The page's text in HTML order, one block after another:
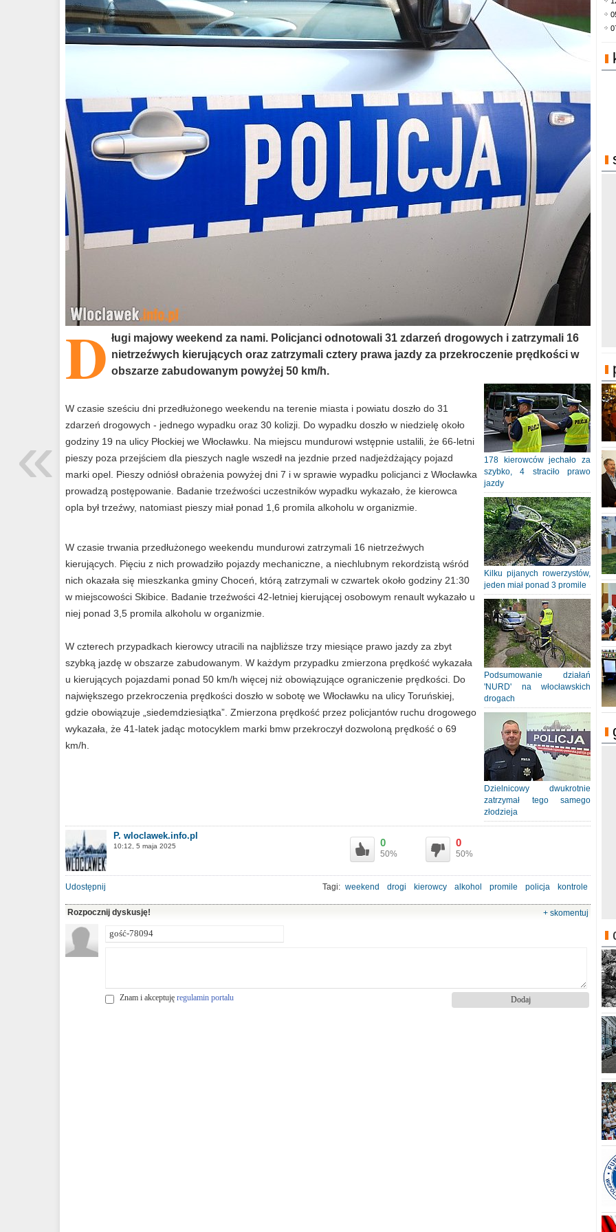
D ługi majowy weekend za nami. Policjanci odnotowali 31 zdarzeń drogowych i zatrzymali 16
nietrzeźwych kierujących oraz zatrzymali cztery prawa jazdy za przekroczenie prędkości w
obszarze zabudowanym powyżej 50 km/h.
178 kierowców jechało za
szybko, 4 straciło prawo
jazdy
Kilku pijanych rowerzystów,
jeden miał ponad 3 promile
Podsumowanie działań
'NURD' na włocławskich
drogach
Dzielnicowy dwukrotnie
zatrzymał tego samego
złodzieja
W czasie sześciu dni przedłużonego weekendu na terenie miasta i powiatu doszło do 31
zdarzeń drogowych - jednego wypadku oraz 30 kolizji. Do wypadku doszło w niedzielę około
godziny 19 na ulicy Płockiej we Włocławku. Na miejscu mundurowi wstępnie ustalili, że 66-letni
pieszy poza przejściem dla pieszych nagle wszedł na jezdnie przed nadjeżdżający pojazd
marki opel. Pieszy odniósł obrażenia powyżej dni 7 i w sprawie wypadku policjanci z Włocławka
prowadzą postępowanie. Badanie trzeźwości uczestników wypadku wykazało, że kierowca
opla był trzeźwy, natomiast pieszy miał ponad 1,6 promila alkoholu w organizmie.
W czasie trwania przedłużonego weekendu mundurowi zatrzymali 16 nietrzeźwych
kierujących. Pięciu z nich prowadziło pojazdy mechaniczne, a niechlubnym rekordzistą wśród
nich okazała się mieszkanka gminy Choceń, którą zatrzymali w czwartek około godziny 21:30
w miejscowości Skibice. Badanie trzeźwości 42-letniej kierującej osobowym renault wykazało u
niej ponad 3,5 promila alkoholu w organizmie.
W czterech przypadkach kierowcy utracili na najbliższe trzy miesiące prawo jazdy za zbyt
szybką jazdę w obszarze zabudowanym. W każdym przypadku zmierzona prędkość wykazała
u kierujących pojazdami ponad 50 km/h więcej niż obowiązujące ograniczenie prędkości. Do
największego przekroczenia prędkości doszło w sobotę we Włocławku na ulicy Toruńskiej,
gdzie obowiązuje „siedemdziesiątka”. Zmierzona prędkość przez policjantów ruchu drogowego
wykazała, że 41-latek jadąc motocyklem marki bmw przekroczył dozwoloną prędkość o 69
km/h.
P. wloclawek.info.pl
10:12, 5 maja 2025 0
50%
0
50%
Udostępnij Tagi: weekend drogi kierowcy alkohol promile policja kontrole
Rozpocznij dyskusję! + skomentuj
Znam i akceptuję regulamin portalu
«